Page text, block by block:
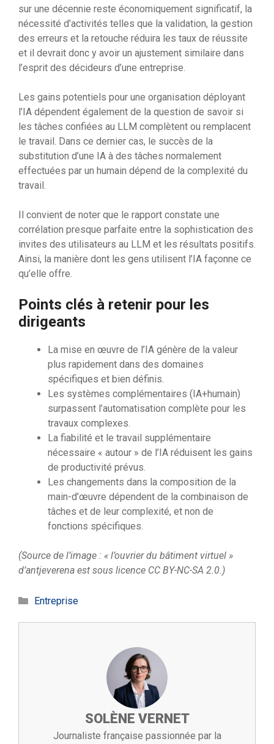
sur une décennie reste économiquement significatif, la
nécessité d’activités telles que la validation, la gestion
des erreurs et la retouche réduira les taux de réussite
et il devrait donc y avoir un ajustement similaire dans
l’esprit des décideurs d’une entreprise.
Les gains potentiels pour une organisation déployant
l’IA dépendent également de la question de savoir si
les tâches confiées au LLM complètent ou remplacent
le travail. Dans ce dernier cas, le succès de la
substitution d’une IA à des tâches normalement
effectuées par un humain dépend de la complexité du
travail.
Il convient de noter que le rapport constate une
corrélation presque parfaite entre la sophistication des
invites des utilisateurs au LLM et les résultats positifs.
Ainsi, la manière dont les gens utilisent l’IA façonne ce
qu’elle offre.
Points clés à retenir pour les
dirigeants
La mise en œuvre de l’IA génère de la valeur
plus rapidement dans des domaines
spécifiques et bien définis.
Les systèmes complémentaires (IA+humain)
surpassent l’automatisation complète pour les
travaux complexes.
La fiabilité et le travail supplémentaire
nécessaire « autour » de l’IA réduisent les gains
de productivité prévus.
Les changements dans la composition de la
main-d’œuvre dépendent de la combinaison de
tâches et de leur complexité, et non de
fonctions spécifiques.
(Source de l’image : « l’ouvrier du bâtiment virtuel »
d’antjeverena est sous licence CC BY-NC-SA 2.0.)
Catégories
Entreprise
SOLÈNE VERNET
Journaliste française passionnée par la